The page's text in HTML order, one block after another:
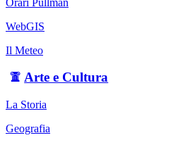
WebGIS
Il Meteo
Arte e Cultura
La Storia
Geografia